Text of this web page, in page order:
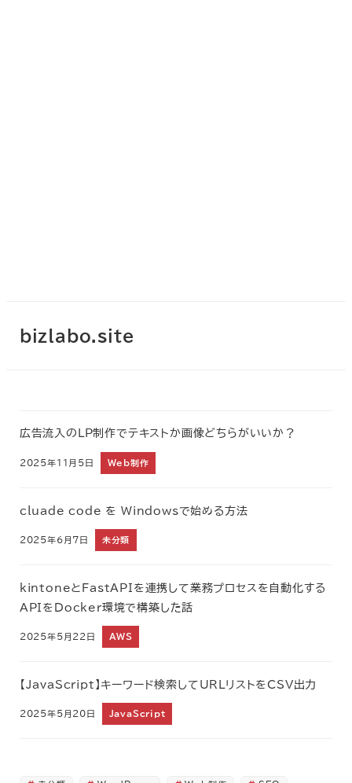
bizlabo.site
広告流入のLP制作でテキストか画像どちらがいいか？
2025年11月5日 Web制作
cluade code を Windowsで始める方法
2025年6月7日 未分類
kintoneとFastAPIを連携して業務プロセスを自動化する
APIをDocker環境で構築した話
2025年5月22日 AWS
【JavaScript】キーワード検索してURLリストをCSV出力
2025年5月20日 JavaScript